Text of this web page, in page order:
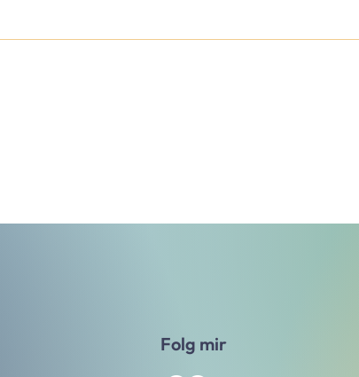
Folg mir